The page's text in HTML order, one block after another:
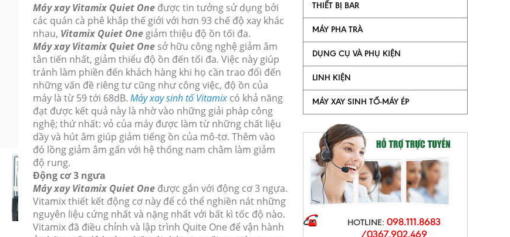
Máy xay Vitamix Quiet One được tin tưởng sử dụng bởi
các quán cà phê khắp thế giới với hơn 93 chế độ xay khác
nhau, Vitamix Quiet One giảm thiệu độ ồn tối đa.
Máy xay Vitamix Quiet One sở hữu công nghệ giảm âm
tân tiến nhất, giảm thiểu độ ồn đến tối đa. Việc này giúp
tránh làm phiền đến khách hàng khi họ cần trao đổi đến
những vấn đề riêng tư cũng như công việc, độ ồn của
máy là từ 59 tới 68dB.Máy xay sinh tố Vitamix có khả năng
đạt được kết quả này là nhờ vào những giải pháp công
nghệ; thứ nhất: vỏ của máy được làm từ những chất liệu
dầy và hút âm giúp giảm tiếng ồn của mô-tơ. Thêm vào
đó lồng giảm âm gấn với hệ thống nam châm làm giảm
độ rung.
Động cơ 3 ngưa
Máy xay Vitamix Quiet One được gắn với động cơ 3 ngựa.
Vitamix thiết kết động cơ này để có thể nghiền nát những
nguyên liệu cứng nhất và nặng nhất với bất kì tốc độ nào.
Vitamix đã điều chỉnh và lập trình Quite One để vận hành
THIẾT BỊ BAR
MÁY PHA TRÀ
DỤNG CỤ VÀ PHỤ KIỆN
LINH KIỆN
MÁY XAY SINH TỐ-MÁY ÉP
HOTLINE: 098.111.8683
/0367.902.469